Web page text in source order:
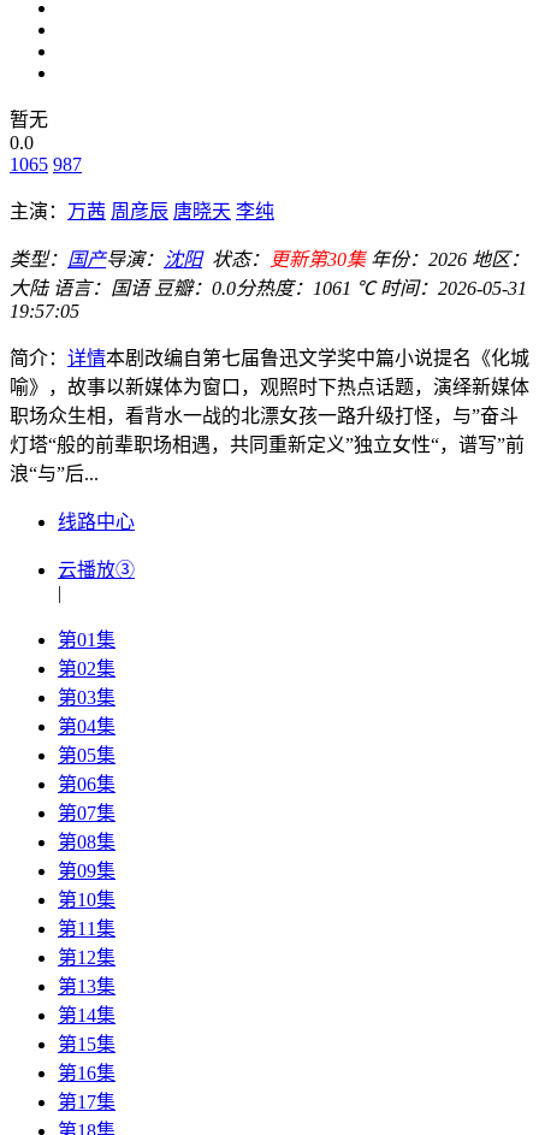
暂无
0.0
1065 987
主演： 万茜 周彦辰 唐晓天 李纯
类型： 国产导演： 沈阳 状态： 更新第30集 年份： 2026 地区：
大陆 语言： 国语 豆瓣：0.0分热度：1061 ℃ 时间： 2026-05-31
19:57:05
简介： 详情本剧改编自第七届鲁迅文学奖中篇小说提名《化城
喻》，故事以新媒体为窗口，观照时下热点话题，演绎新媒体
职场众生相，看背水一战的北漂女孩一路升级打怪，与”奋斗
灯塔“般的前辈职场相遇，共同重新定义”独立女性“，谱写”前
浪“与”后...
线路中心
云播放③
|
第01集
第02集
第03集
第04集
第05集
第06集
第07集
第08集
第09集
第10集
第11集
第12集
第13集
第14集
第15集
第16集
第17集
第18集